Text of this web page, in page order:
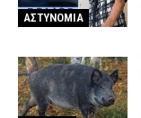
ΑΣΤΥΝΟΜΙΑ